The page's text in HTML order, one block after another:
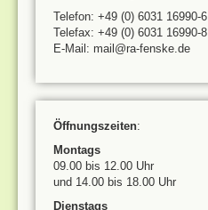
Telefon: +49 (0) 6031 16990-6
Telefax: +49 (0) 6031 16990-8
E-Mail: mail@ra-fenske.de
Öffnungszeiten:
Montags
09.00 bis 12.00 Uhr
und 14.00 bis 18.00 Uhr
Dienstags